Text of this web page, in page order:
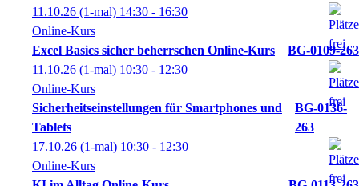
11.10.26 (1-mal) 14:30 - 16:30
Online-Kurs
Excel Basics sicher beherrschen Online-Kurs
BG-0109-263
11.10.26 (1-mal) 10:30 - 12:30
Online-Kurs
Sicherheitseinstellungen für Smartphones und
Tablets
BG-0136-
263
17.10.26 (1-mal) 10:30 - 12:30
Online-Kurs